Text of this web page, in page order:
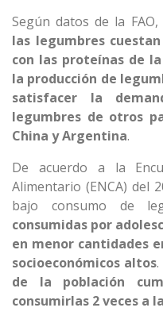
Según datos de la
las legumbres
con las proteínas de
la producción de
satisfacer la
legumbres de otros
China y Argentina.
De acuerdo a la
Alimentario (ENCA) del
bajo consumo de
consumidas por
en menor cantidades
socioeconómicos altos
de la población
consumirlas 2 veces a